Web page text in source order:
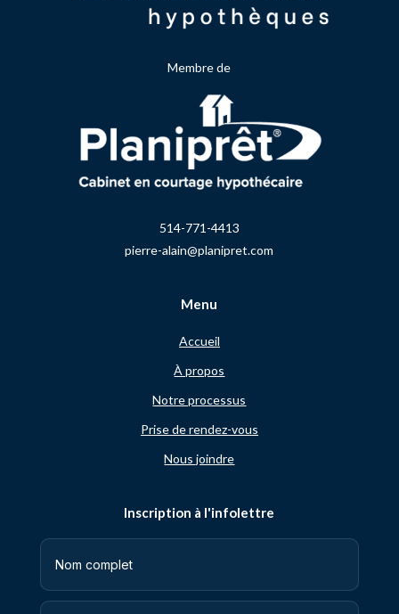
Membre de
514-771-4413
pierre-alain@planipret.com
Menu
Accueil
À propos
Notre processus
Prise de rendez-vous
Nous joindre
Inscription à l'infolettre